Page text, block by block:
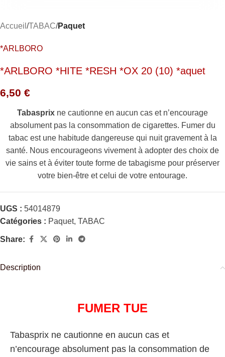
Accueil TABAC Paquet
*ARLBORO
*ARLBORO *HITE *RESH *OX 20 (10) *aquet
6,50 €
Tabasprix ne cautionne en aucun cas et n’encourage
absolument pas la consommation de cigarettes. Fumer du
tabac est une habitude dangereuse qui nuit gravement à la
santé. Nous encourageons vivement à adopter des choix de
vie sains et à éviter toute forme de tabagisme pour préserver
votre bien-être et celui de votre entourage.
UGS : 54014879
Catégories : Paquet, TABAC
Share:
Description
FUMER TUE
Tabasprix ne cautionne en aucun cas et
n’encourage absolument pas la consommation de